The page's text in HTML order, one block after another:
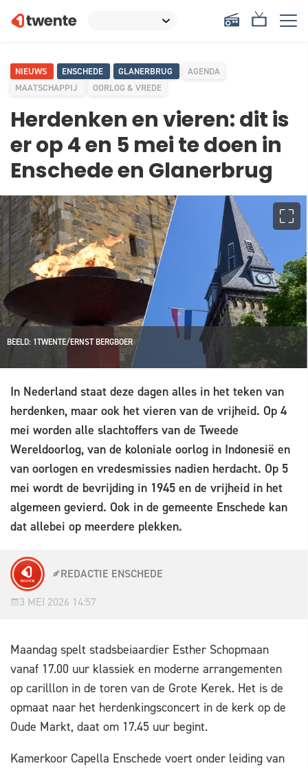
NIEUWS ENSCHEDE GLANERBRUG
AGENDA
MAATSCHAPPIJ
OORLOG & VREDE
Herdenken en vieren: dit is
er op 4 en 5 mei te doen in
Enschede en Glanerbrug
BEELD: 1TWENTE/ERNST BERGBOER
In Nederland staat deze dagen alles in het teken van
herdenken, maar ook het vieren van de vrijheid. Op 4
mei worden alle slachtoffers van de Tweede
Wereldoorlog, van de koloniale oorlog in Indonesië en
van oorlogen en vredesmissies nadien herdacht. Op 5
mei wordt de bevrijding in 1945 en de vrijheid in het
algemeen gevierd. Ook in de gemeente Enschede kan
dat allebei op meerdere plekken.
REDACTIE ENSCHEDE
3 MEI 2026 14:57
Maandag spelt stadsbeiaardier Esther Schopmaan
vanaf 17.00 uur klassiek en moderne arrangementen
op carilllon in de toren van de Grote Kerek. Het is de
opmaat naar het herdenkingsconcert in de kerk op de
Oude Markt, daat om 17.45 uur begint.
Kamerkoor Capella Enschede voert onder leiding van